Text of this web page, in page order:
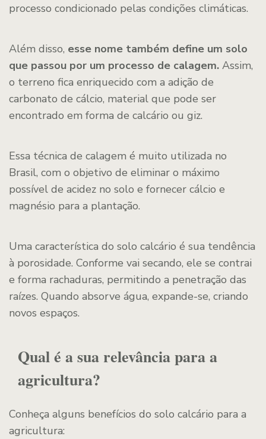
processo condicionado pelas condições climáticas.
Além disso, esse nome também define um solo
que passou por um processo de calagem. Assim,
o terreno fica enriquecido com a adição de
carbonato de cálcio, material que pode ser
encontrado em forma de calcário ou giz.
Essa técnica de calagem é muito utilizada no
Brasil, com o objetivo de eliminar o máximo
possível de acidez no solo e fornecer cálcio e
magnésio para a plantação.
Uma característica do solo calcário é sua tendência
à porosidade. Conforme vai secando, ele se contrai
e forma rachaduras, permitindo a penetração das
raízes. Quando absorve água, expande-se, criando
novos espaços.
Qual é a sua relevância para a
agricultura?
Conheça alguns benefícios do solo calcário para a
agricultura: